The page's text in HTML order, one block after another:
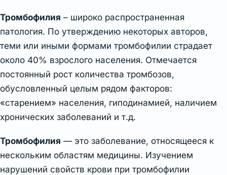
Тромбофилия – широко распространенная
патология. По утверждению некоторых авторов,
теми или иными формами тромбофилии страдает
около 40% взрослого населения. Отмечается
постоянный рост количества тромбозов,
обусловленный целым рядом факторов:
«старением» населения, гиподинамией, наличием
хронических заболеваний и т.д.
Тромбофилия — это заболевание, относящееся к
нескольким областям медицины. Изучением
нарушений свойств крови при тромбофилии